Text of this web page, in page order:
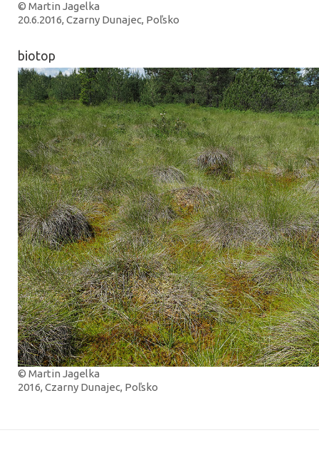
© Martin Jagelka
20.6.2016, Czarny Dunajec, Poľsko
biotop
© Martin Jagelka
2016, Czarny Dunajec, Poľsko